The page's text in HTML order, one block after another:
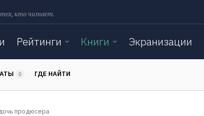
кто читает.
Рейтинги Книги Экранизации
0 ГДЕ НАЙТИ
продюсера